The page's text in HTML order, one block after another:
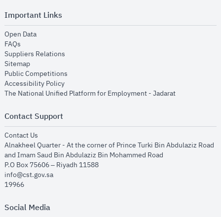
Important Links
Open Dataopens in new window
FAQs
Suppliers Relations
Sitemapopens in new window
Public Competitions
Accessibility Policyopens in new window
The National Unified Platform for Employment - Jadaratopens in new
Contact Support
Contact Us
Alnakheel Quarter - At the corner of Prince Turki Bin Abdulaziz Road
and Imam Saud Bin Abdulaziz Bin Mohammed Road​
P.O Box 75606 – Riyadh 11588
info@cst.gov.sa
19966
Social Media